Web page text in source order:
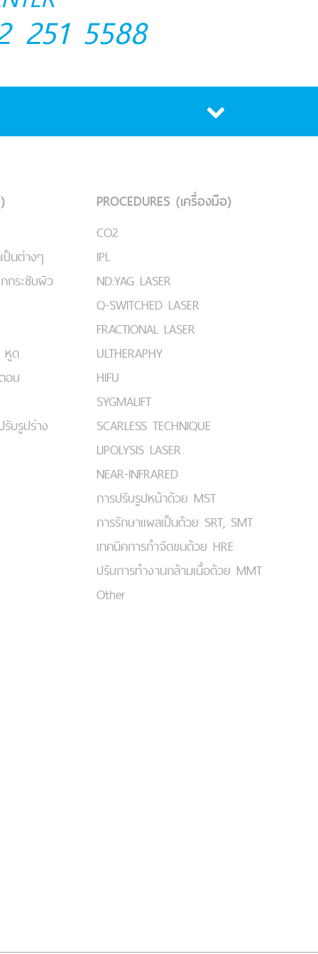
251 5588
นต่างๆ
ระชับผิว
หูด
อบ
บรูปร่าง
PROCEDURES (เครื่องมือ)
CO2
IPL
ND:YAG LASER
Q-SWITCHED LASER
FRACTIONAL LASER
ULTHERAPHY
HIFU
SYGMALIFT
SCARLESS TECHNIQUE
LIPOLYSIS LASER
NEAR-INFRARED
การปรับรูปหน้าด้วย MST
การรักษาแผลเป็นด้วย SRT, SMT
เทคนิคการกำจัดขนด้วย HRE
ปรับการทำงานกล้ามเนื้อด้วย MMT
Other